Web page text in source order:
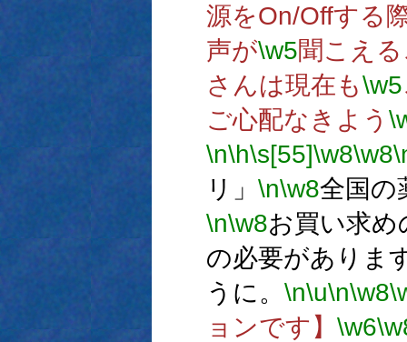
源をOn/Offする
声が\w5聞こえ
さんは現在も\w5
ご心配なきよう
\n\h\s[55]\w8\w8
リ」 \n\w8全国の
\n\w8お買い求め
の必要がありま
うに。 \n\u\n\w8
ョンです】 \w6